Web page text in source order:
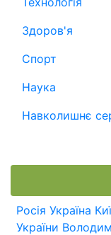
Здоров'я
Спорт
Наука
Навколишнє
Росія Україна
України